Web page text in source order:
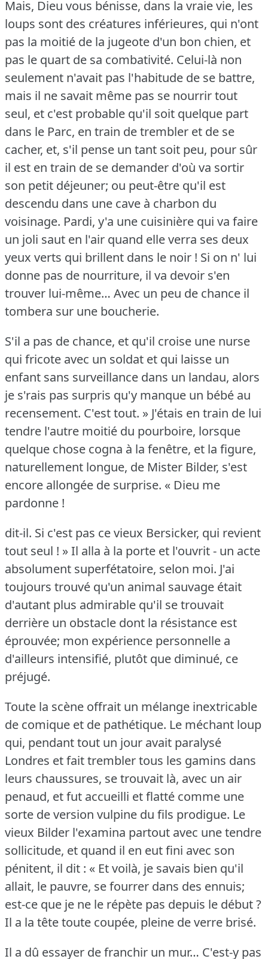
Mais, Dieu vous bénisse, dans la vraie vie, les
loups sont des créatures inférieures, qui n'ont
pas la moitié de la jugeote d'un bon chien, et
pas le quart de sa combativité. Celui-là non
seulement n'avait pas l'habitude de se battre,
mais il ne savait même pas se nourrir tout
seul, et c'est probable qu'il soit quelque part
dans le Parc, en train de trembler et de se
cacher, et, s'il pense un tant soit peu, pour sûr
il est en train de se demander d'où va sortir
son petit déjeuner; ou peut-être qu'il est
descendu dans une cave à charbon du
voisinage. Pardi, y'a une cuisinière qui va faire
un joli saut en l'air quand elle verra ses deux
yeux verts qui brillent dans le noir ! Si on n' lui
donne pas de nourriture, il va devoir s'en
trouver lui-même… Avec un peu de chance il
tombera sur une boucherie.
S'il a pas de chance, et qu'il croise une nurse
qui fricote avec un soldat et qui laisse un
enfant sans surveillance dans un landau, alors
je s'rais pas surpris qu'y manque un bébé au
recensement. C'est tout. » J'étais en train de lui
tendre l'autre moitié du pourboire, lorsque
quelque chose cogna à la fenêtre, et la figure,
naturellement longue, de Mister Bilder, s'est
encore allongée de surprise. « Dieu me
pardonne !
dit-il. Si c'est pas ce vieux Bersicker, qui revient
tout seul ! » Il alla à la porte et l'ouvrit - un acte
absolument superfétatoire, selon moi. J'ai
toujours trouvé qu'un animal sauvage était
d'autant plus admirable qu'il se trouvait
derrière un obstacle dont la résistance est
éprouvée; mon expérience personnelle a
d'ailleurs intensifié, plutôt que diminué, ce
préjugé.
Toute la scène offrait un mélange inextricable
de comique et de pathétique. Le méchant loup
qui, pendant tout un jour avait paralysé
Londres et fait trembler tous les gamins dans
leurs chaussures, se trouvait là, avec un air
penaud, et fut accueilli et flatté comme une
sorte de version vulpine du fils prodigue. Le
vieux Bilder l'examina partout avec une tendre
sollicitude, et quand il en eut fini avec son
pénitent, il dit : « Et voilà, je savais bien qu'il
allait, le pauvre, se fourrer dans des ennuis;
est-ce que je ne le répète pas depuis le début ?
Il a la tête toute coupée, pleine de verre brisé.
Il a dû essayer de franchir un mur… C'est-y pas